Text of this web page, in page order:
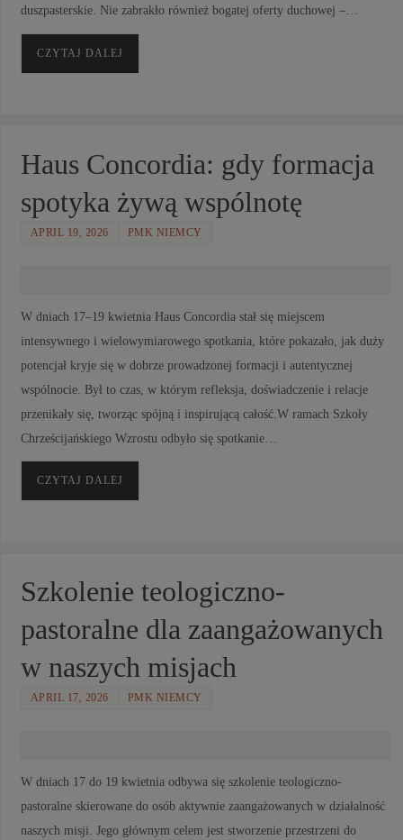
duszpasterskie. Nie zabrakło również bogatej oferty duchowej –…
CZYTAJ DALEJ
Haus Concordia: gdy formacja
spotyka żywą wspólnotę
APRIL 19, 2026 PMK NIEMCY
W dniach 17–19 kwietnia Haus Concordia stał się miejscem
intensywnego i wielowymiarowego spotkania, które pokazało, jak duży
potencjał kryje się w dobrze prowadzonej formacji i autentycznej
wspólnocie. Był to czas, w którym refleksja, doświadczenie i relacje
przenikały się, tworząc spójną i inspirującą całość.W ramach Szkoły
Chrześcijańskiego Wzrostu odbyło się spotkanie…
CZYTAJ DALEJ
Szkolenie teologiczno-
pastoralne dla zaangażowanych
w naszych misjach
APRIL 17, 2026 PMK NIEMCY
W dniach 17 do 19 kwietnia odbywa się szkolenie teologiczno-
pastoralne skierowane do osób aktywnie zaangażowanych w działalność
naszych misji. Jego głównym celem jest stworzenie przestrzeni do